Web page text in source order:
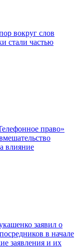
вокруг слов
стали частью
право»
влияние
заявил о
в начале
заявления и их